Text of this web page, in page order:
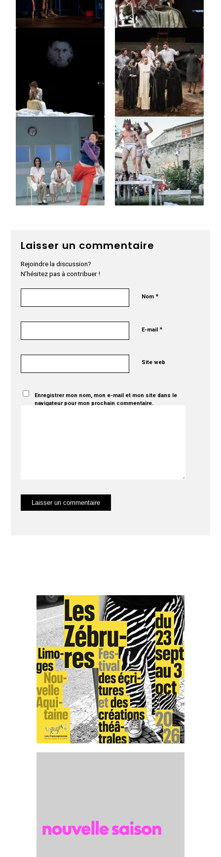
Laisser un commentaire
Rejoindre la discussion?
N’hésitez pas à contribuer !
Nom*
E-mail*
Site web
Enregistrer mon nom, mon e-mail et mon site dans le
navigateur pour mon prochain commentaire.